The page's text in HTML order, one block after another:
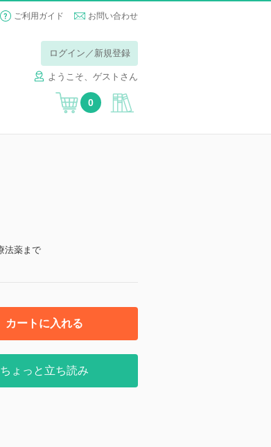
ご利用ガイド お問い合わせ
ログイン／新規登録
ようこそ、ゲストさん
0
法薬まで
カートに入れる
ちょっと立ち読み